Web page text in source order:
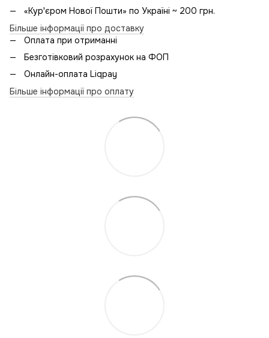
«Кур'єром Нової Пошти» по Україні ~ 200 грн.
Більше інформації про доставку
Оплата при отриманні
Безготівковий розрахунок на ФОП
Онлайн-оплата Liqpay
Більше інформації про оплату